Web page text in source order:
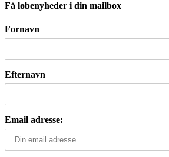
Få løbenyheder i din mailbox
Fornavn
Efternavn
Email adresse: